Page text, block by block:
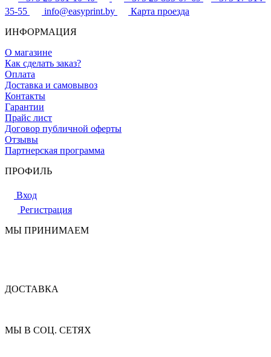
35-55
info@easyprint.by
Карта проезда
ИНФОРМАЦИЯ
О магазине
Как сделать заказ?
Оплата
Доставка и самовывоз
Контакты
Гарантии
Прайс лист
Договор публичной оферты
Отзывы
Партнерская программа
ПРОФИЛЬ
Вход
Регистрация
МЫ ПРИНИМАЕМ
ДОСТАВКА
МЫ В СОЦ. СЕТЯХ